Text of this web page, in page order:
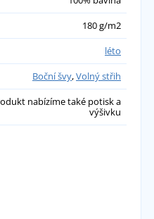
prostě
je škoda, že
jako třeba
káva 🥰
na zkoušku 1ks
a hned
180 g/m2
léto
Boční švy,Volný střih
nabízíme také potisk a
výšivku